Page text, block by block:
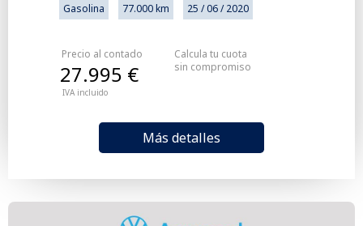
Gasolina 77.000 km 25 / 06 / 2020
Precio al contado
IVA incluido
27.995 €
Más detalles
Calcula tu cuota
sin compromiso